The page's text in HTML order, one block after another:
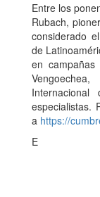
Entre los
Rubach,
considerado
de
en
especialistas.
a https://
E